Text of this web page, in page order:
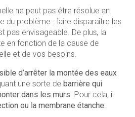
ne peut pas être résolue en
du problème : faire disparaître les
pas envisageable. De plus, la
en fonction de la cause de
et de vos besoins.
d’arrêter la montée des eaux
une sorte de barrière qui
dans les murs. Pour cela, il
ou la membrane étanche.